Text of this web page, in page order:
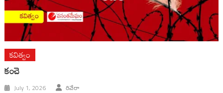
కవిత్వం
కంచె
July 1, 2026 రివేరా